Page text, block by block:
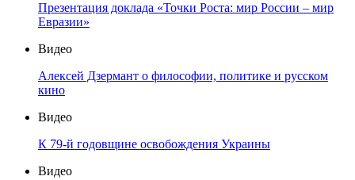
Презентация доклада «Точки Роста: мир России – мир
Евразии»
Видео
Алексей Дзермант о философии, политике и русском
кино
Видео
К 79-й годовщине освобождения Украины
Видео